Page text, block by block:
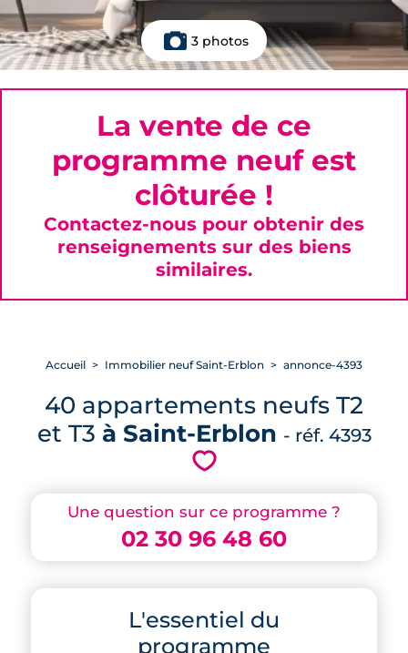
3 photos
Une question sur ce programme ?
02 30 96 48 60
L'essentiel du
programme
Accueil Immobilier neuf Saint-Erblon annonce-4393
40 appartements neufs T2
et T3 à Saint-Erblon - réf. 4393
💗
La vente de ce
programme neuf est
clôturée !
Contactez-nous pour obtenir des
renseignements sur des biens
similaires.